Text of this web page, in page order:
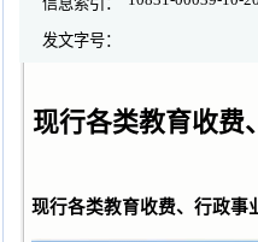
发文字号：
现行各类教育收费
现行各类教育收费、行政事